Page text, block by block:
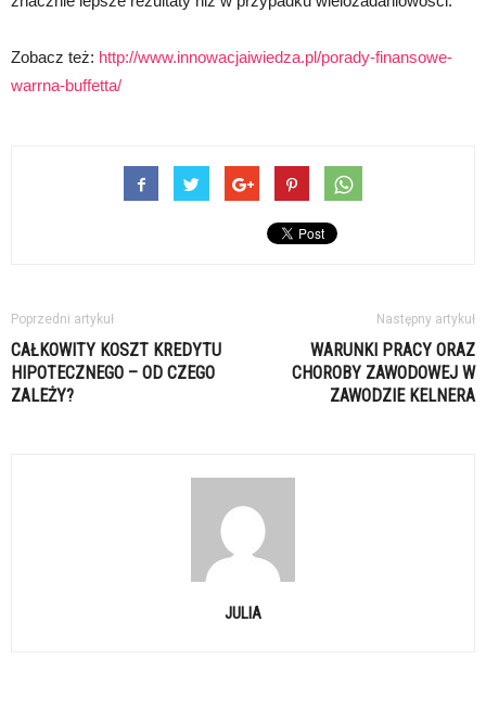
Zobacz też: http://www.innowacjaiwiedza.pl/porady-finansowe-
warrna-buffetta/
Poprzedni artykuł
CAŁKOWITY KOSZT KREDYTU
HIPOTECZNEGO – OD CZEGO
ZALEŻY?
Następny artykuł
WARUNKI PRACY ORAZ
CHOROBY ZAWODOWEJ W
ZAWODZIE KELNERA
JULIA